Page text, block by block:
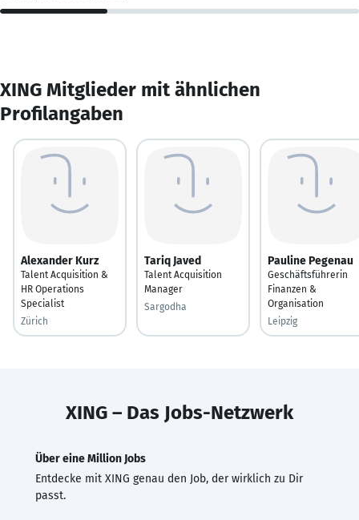
XING Mitglieder mit ähnlichen
Profilangaben
Alexander Kurz
Talent Acquisition &
HR Operations
Specialist
Zürich
Tariq Javed
Talent Acquisition
Manager
Sargodha
Pauline Pegenau
Geschäftsführerin
Finanzen &
Organisation
Leipzig
XING – Das Jobs-Netzwerk
Über eine Million Jobs
Entdecke mit XING genau den Job, der wirklich zu Dir
passt.